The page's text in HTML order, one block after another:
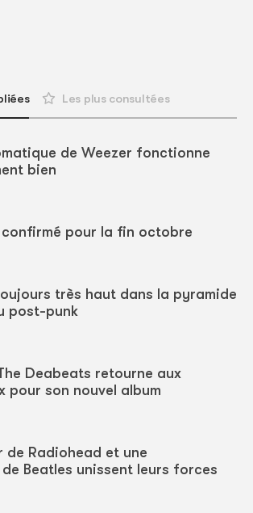
Les plus consultées
de Weezer fonctionne
bien
confirmé pour la fin octobre
très haut dans la pyramide
post-punk
Deabeats retourne aux
pour son nouvel album
de Radiohead et une
Beatles unissent leurs forces